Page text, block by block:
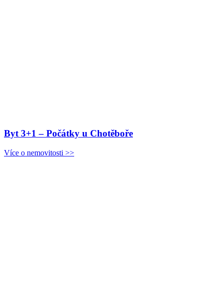
Byt 3+1 – Počátky u Chotěboře
Více o nemovitosti >>